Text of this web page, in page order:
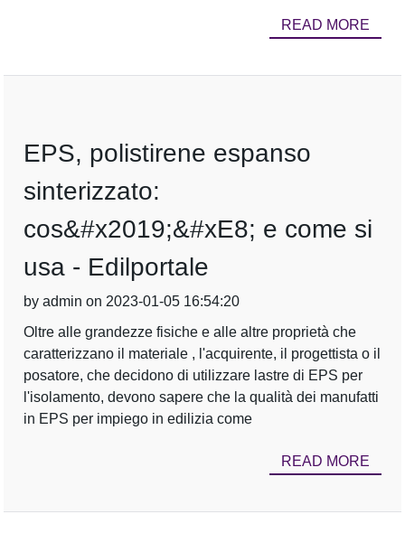
READ MORE
EPS, polistirene espanso
sinterizzato:
cos&#x2019;&#xE8; e come si
usa - Edilportale
by admin on 2023-01-05 16:54:20
Oltre alle grandezze fisiche e alle altre proprietà che
caratterizzano il materiale , l'acquirente, il progettista o il
posatore, che decidono di utilizzare lastre di EPS per
l'isolamento, devono sapere che la qualità dei manufatti
in EPS per impiego in edilizia come
READ MORE